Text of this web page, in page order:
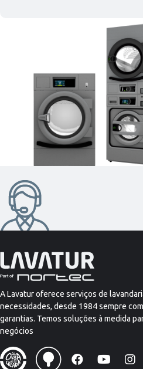
A Lavatur oferece serviços de
necessidades, desde 1984 sempre
garantias. Temos soluções à medida
negócios